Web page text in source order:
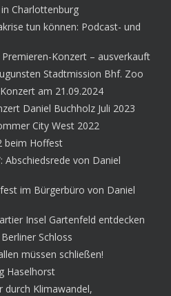
Charlottenburg
tun können: Podcast- und
Konzert – ausverkauft
Stadtmission Bhf. Zoo
am 21.09.2024
Daniel Buchholz Juli 2023
City West 2022
beim Hoffest
Abschiedsrede von Daniel
im Bürgerbüro von Daniel
Insel Gartenfeld entdecken
Schloss
müssen schließen!
Haselhorst
durch Klimawandel,